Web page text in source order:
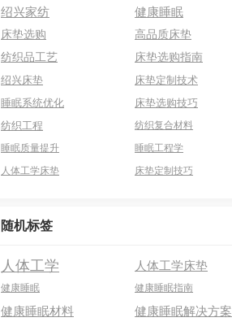
绍兴家纺 健康睡眠
床垫选购
高品质床垫
纺织品工艺
床垫选购指南
绍兴床垫
床垫定制技术
睡眠系统优化
床垫选购技巧
纺织工程
纺织复合材料
睡眠质量提升
睡眠工程学
人体工学床垫
床垫定制技巧
随机标签
人体工学 人体工学床垫
健康睡眠 健康睡眠指南
健康睡眠材料 健康睡眠解决方案